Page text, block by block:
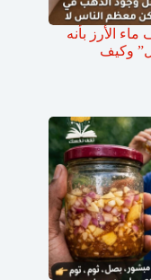
الأرز بأنه
وكيف